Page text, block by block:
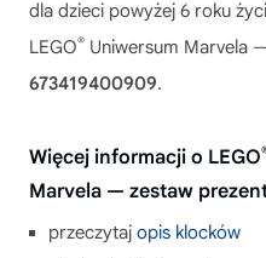
dla dzieci powyżej 6 roku
LEGO® Uniwersum Marvela
673419400909.
Więcej informacji o LEGO
Marvela — zestaw
przeczytaj opis klocków